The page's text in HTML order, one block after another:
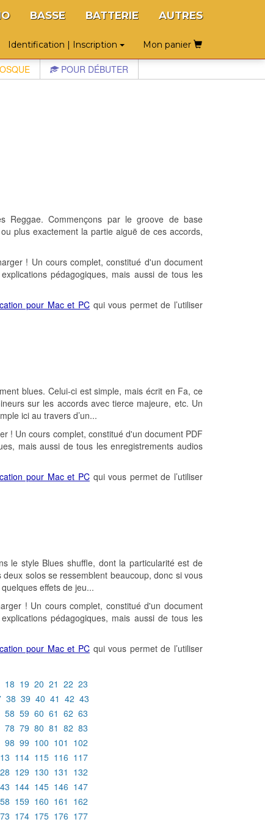
BASSE BATTERIE AUTRES
Identification | Inscription Mon panier
POUR DÉBUTER
Reggae. Commençons par le groove de base
plus exactement la partie aiguë de ces accords,
! Un cours complet, constitué d'un document
pédagogiques, mais aussi de tous les
pour Mac et PCqui vous permet de l’utiliser
blues. Celui-ci est simple, mais écrit en Fa, ce
sur les accords avec tierce majeure, etc. Un
ici au travers d’un...
! Un cours complet, constitué d'un document PDF
mais aussi de tous les enregistrements audios
pour Mac et PCqui vous permet de l’utiliser
le style Blues shuffle, dont la particularité est de
solos se ressemblent beaucoup, donc si vous
effets de jeu...
! Un cours complet, constitué d'un document
pédagogiques, mais aussi de tous les
pour Mac et PCqui vous permet de l’utiliser
18 19 20 21 22 23
38 39 40 41 42 43
58 59 60 61 62 63
78 79 80 81 82 83
98 99 100 101 102
114 115 116 117
129 130 131 132
144 145 146 147
159 160 161 162
174 175 176 177